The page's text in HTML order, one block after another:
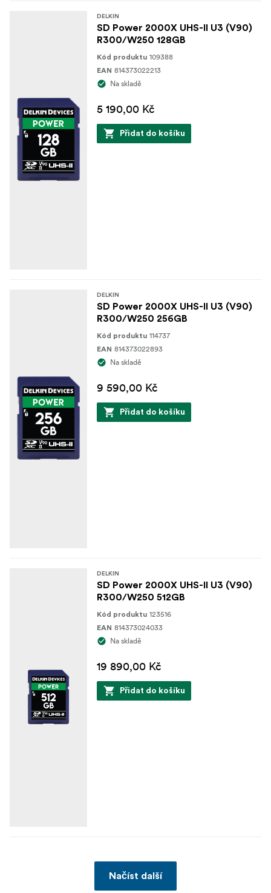
DELKIN
SD Power 2000X UHS-II U3 (V90)
R300/W250 128GB
Kód produktu 109388
EAN 814373022213
Na skladě
5 190,00 Kč
Přidat do košíku
DELKIN
SD Power 2000X UHS-II U3 (V90)
R300/W250 256GB
Kód produktu 114737
EAN 814373022893
Na skladě
9 590,00 Kč
Přidat do košíku
DELKIN
SD Power 2000X UHS-II U3 (V90)
R300/W250 512GB
Kód produktu 123516
EAN 814373024033
Na skladě
19 890,00 Kč
Přidat do košíku
Načíst další